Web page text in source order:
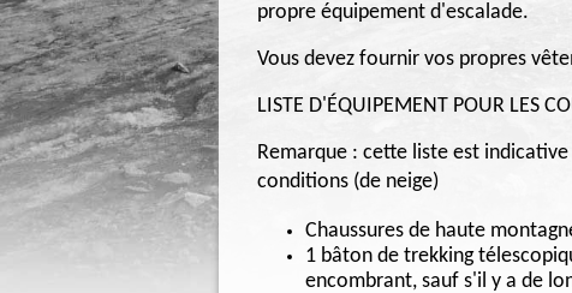
propre équipement d'escalade.
Vous devez fournir vos propres
LISTE D'ÉQUIPEMENT POUR LES
Remarque : cette liste est
conditions (de neige)
Chaussures de haute
1 bâton de trekking
encombrant, sauf s'il y a de